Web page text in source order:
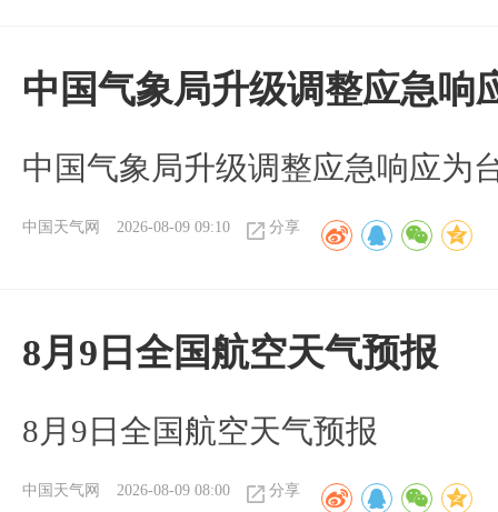
中国气象局升级调整应急响
中国气象局升级调整应急响应为
中国天气网 2026-08-09 09:10 分享
8月9日全国航空天气预报
8月9日全国航空天气预报​
中国天气网 2026-08-09 08:00 分享